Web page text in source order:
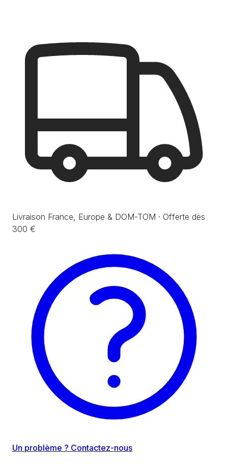
Livraison France, Europe & DOM-TOM · Offerte dès
300 €
Un problème ? Contactez-nous